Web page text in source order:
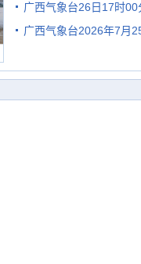
有较强降雨
广西气象台26日17时
广西气象台2026年7月